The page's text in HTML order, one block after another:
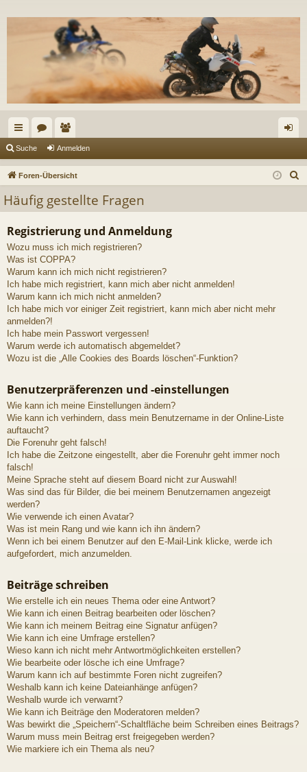
ch
ne
ug
riff
en
itg
lie
r
m
de
Suche Anmelden
Foren-Übersicht
Häufig gestellte Fragen
Registrierung und Anmeldung
Wozu muss ich mich registrieren?
Was ist COPPA?
Warum kann ich mich nicht registrieren?
Ich habe mich registriert, kann mich aber nicht anmelden!
Warum kann ich mich nicht anmelden?
Ich habe mich vor einiger Zeit registriert, kann mich aber nicht mehr
anmelden?!
Ich habe mein Passwort vergessen!
Warum werde ich automatisch abgemeldet?
Wozu ist die „Alle Cookies des Boards löschen“-Funktion?
Benutzerpräferenzen und -einstellungen
Wie kann ich meine Einstellungen ändern?
Wie kann ich verhindern, dass mein Benutzername in der Online-Liste
auftaucht?
Die Forenuhr geht falsch!
Ich habe die Zeitzone eingestellt, aber die Forenuhr geht immer noch
falsch!
Meine Sprache steht auf diesem Board nicht zur Auswahl!
Was sind das für Bilder, die bei meinem Benutzernamen angezeigt
werden?
Wie verwende ich einen Avatar?
Was ist mein Rang und wie kann ich ihn ändern?
Wenn ich bei einem Benutzer auf den E-Mail-Link klicke, werde ich
aufgefordert, mich anzumelden.
Beiträge schreiben
Wie erstelle ich ein neues Thema oder eine Antwort?
Wie kann ich einen Beitrag bearbeiten oder löschen?
Wie kann ich meinem Beitrag eine Signatur anfügen?
Wie kann ich eine Umfrage erstellen?
Wieso kann ich nicht mehr Antwortmöglichkeiten erstellen?
Wie bearbeite oder lösche ich eine Umfrage?
Warum kann ich auf bestimmte Foren nicht zugreifen?
Weshalb kann ich keine Dateianhänge anfügen?
Weshalb wurde ich verwarnt?
Wie kann ich Beiträge den Moderatoren melden?
Was bewirkt die „Speichern“-Schaltfläche beim Schreiben eines Beitrags?
Warum muss mein Beitrag erst freigegeben werden?
Wie markiere ich ein Thema als neu?